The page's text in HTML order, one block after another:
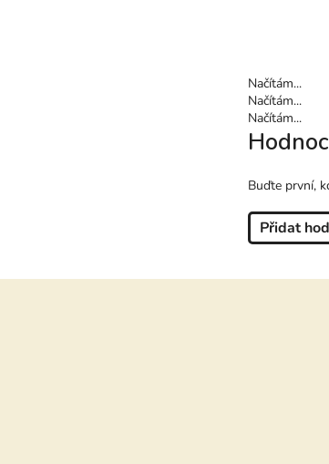
Načítám...
Načítám...
Načítám...
Buďte první,
Přidat